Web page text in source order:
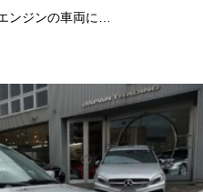
ンジンの車両に…